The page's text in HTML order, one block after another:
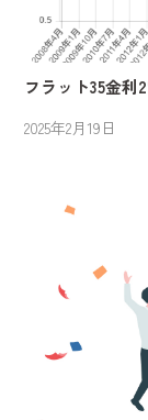
フラット35金利
2025年2月19日